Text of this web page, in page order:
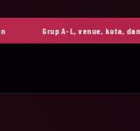
Grup A-L, venue, kota, dan jam